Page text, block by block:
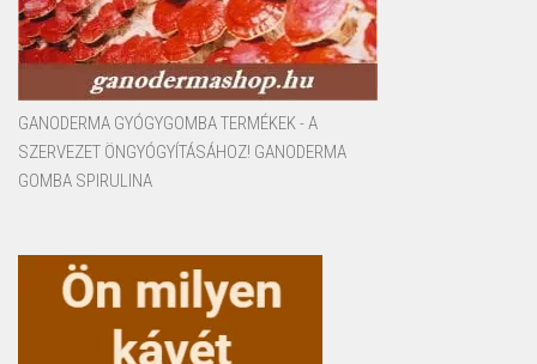
GANODERMA GYÓGYGOMBA TERMÉKEK - A
SZERVEZET ÖNGYÓGYÍTÁSÁHOZ! GANODERMA
GOMBA SPIRULINA